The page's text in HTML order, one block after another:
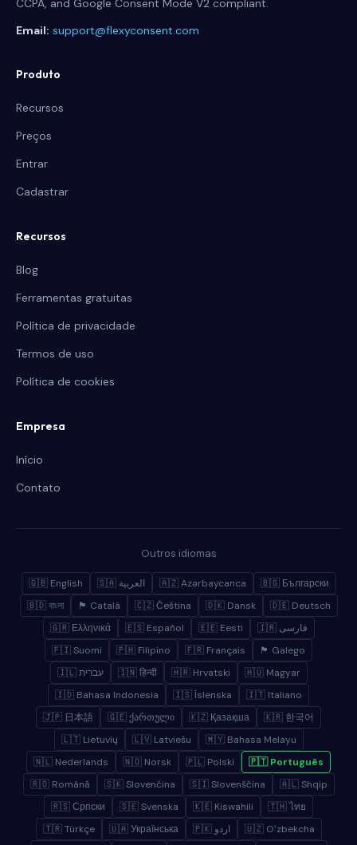
CCPA, and Google Consent Mode V2 compliant.
Email: support@flexyconsent.com
Produto
Recursos
Preços
Entrar
Cadastrar
Recursos
Blog
Ferramentas gratuitas
Política de privacidade
Termos de uso
Política de cookies
Empresa
Início
Contato
Outros idiomas
🇬🇧 English 🇸🇦 العربية 🇦🇿 Azərbaycanca
🇧🇬 Български
🇧🇩 বাংলা
🏴 Català 🇨🇿 Čeština 🇩🇰 Dansk
🇩🇪 Deutsch
🇬🇷 Ελληνικά
🇪🇸 Español 🇪🇪 Eesti
🇮🇷 فارسی
🇫🇮 Suomi
🇵🇭 Filipino 🇫🇷 Français
🏴 Galego
🇮🇱 עברית
🇮🇳 हिन्दी 🇭🇷 Hrvatski
🇭🇺 Magyar
🇮🇩 Bahasa Indonesia
🇮🇸 Íslenska
🇮🇹 Italiano
🇯🇵 日本語
🇬🇪 ქართული 🇰🇿 Қазақша
🇰🇷 한국어
🇱🇹 Lietuvių
🇱🇻 Latviešu
🇲🇾 Bahasa Melayu
🇳🇱 Nederlands
🇳🇴 Norsk 🇵🇱 Polski
🇵🇹 Português
🇷🇴 Română
🇸🇰 Slovenčina 🇸🇮 Slovenščina
🇦🇱 Shqip
🇷🇸 Српски
🇸🇪 Svenska 🇰🇪 Kiswahili
🇹🇭 ไทย
🇹🇷 Türkçe
🇺🇦 Українська 🇵🇰 اردو 🇺🇿 Oʻzbekcha